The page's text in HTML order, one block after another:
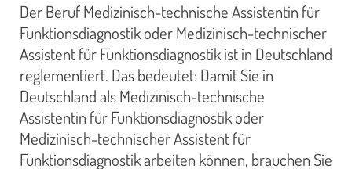
Der Beruf Medizinisch-technische Assistentin für
Funktionsdiagnostik oder Medizinisch-technischer
Assistent für Funktionsdiagnostik ist in Deutschland
reglementiert. Das bedeutet: Damit Sie in
Deutschland als Medizinisch-technische
Assistentin für Funktionsdiagnostik oder
Medizinisch-technischer Assistent für
Funktionsdiagnostik arbeiten können, brauchen Sie